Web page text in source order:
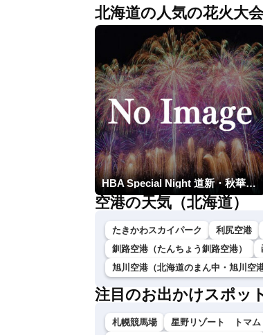
北海道の人気の花火大会
HBA Special Night 道新・秋華火（はなび）
空港の天気（北海道）
たきかわスカイパーク 利尻空港
釧路空港（たんちょう釧路空港）
旭川空港（北海道のまん中・旭川空港
注目のお出かけスポッ
札幌競馬場 星野リゾート トマム